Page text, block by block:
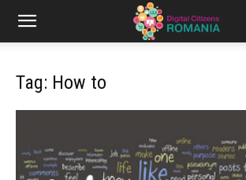
Tag: How to